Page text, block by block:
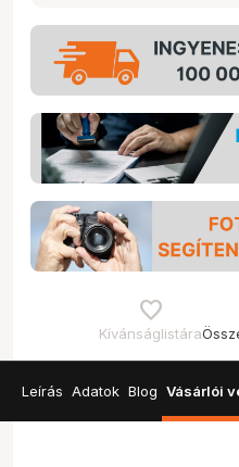
Kívánságlistára
Leírás Adatok Blog Vásárlói